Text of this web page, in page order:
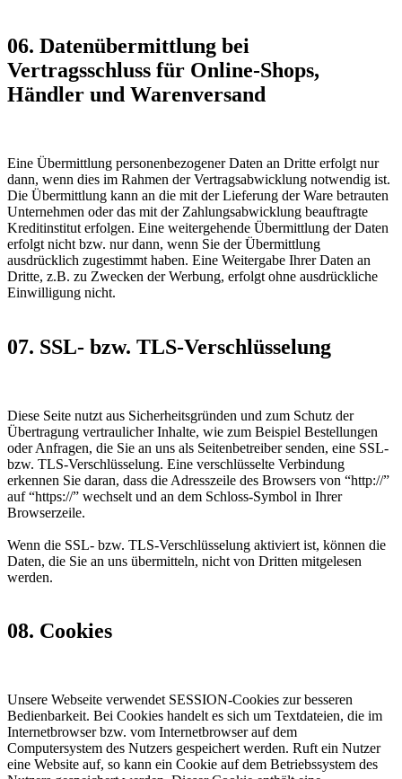
06. Datenübermittlung bei
Vertragsschluss für Online-Shops,
Händler und Warenversand
Eine Übermittlung personenbezogener Daten an Dritte erfolgt nur
dann, wenn dies im Rahmen der Vertragsabwicklung notwendig ist.
Die Übermittlung kann an die mit der Lieferung der Ware betrauten
Unternehmen oder das mit der Zahlungsabwicklung beauftragte
Kreditinstitut erfolgen. Eine weitergehende Übermittlung der Daten
erfolgt nicht bzw. nur dann, wenn Sie der Übermittlung
ausdrücklich zugestimmt haben. Eine Weitergabe Ihrer Daten an
Dritte, z.B. zu Zwecken der Werbung, erfolgt ohne ausdrückliche
Einwilligung nicht.
07. SSL- bzw. TLS-Verschlüsselung
Diese Seite nutzt aus Sicherheitsgründen und zum Schutz der
Übertragung vertraulicher Inhalte, wie zum Beispiel Bestellungen
oder Anfragen, die Sie an uns als Seitenbetreiber senden, eine SSL-
bzw. TLS-Verschlüsselung. Eine verschlüsselte Verbindung
erkennen Sie daran, dass die Adresszeile des Browsers von “http://”
auf “https://” wechselt und an dem Schloss-Symbol in Ihrer
Browserzeile.
Wenn die SSL- bzw. TLS-Verschlüsselung aktiviert ist, können die
Daten, die Sie an uns übermitteln, nicht von Dritten mitgelesen
werden.
08. Cookies
Unsere Webseite verwendet SESSION-Cookies zur besseren
Bedienbarkeit. Bei Cookies handelt es sich um Textdateien, die im
Internetbrowser bzw. vom Internetbrowser auf dem
Computersystem des Nutzers gespeichert werden. Ruft ein Nutzer
eine Website auf, so kann ein Cookie auf dem Betriebssystem des